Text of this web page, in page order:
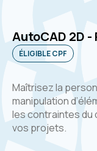
AutoCAD 2D
ÉLIGIBLE CPF
Maîtrisez la
manipulation
les contraintes du
vos projets.